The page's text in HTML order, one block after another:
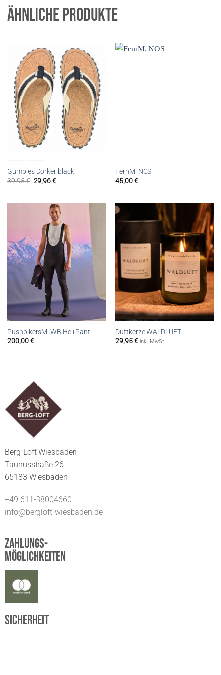
ÄHNLICHE PRODUKTE
Gumbies Corker black
39,95€ 29,96€
FernM. NOS
45,00€
PushbikersM. WB Heli Pant
200,00€
Duftkerze WALDLUFT
29,95€ inkl. MwSt.
Berg-Loft Wiesbaden
Taunusstraße 26
65183 Wiesbaden
+49 611-88004660
info@bergloft-wiesbaden.de
Zahlungs-
möglichkeiten
Sicherheit